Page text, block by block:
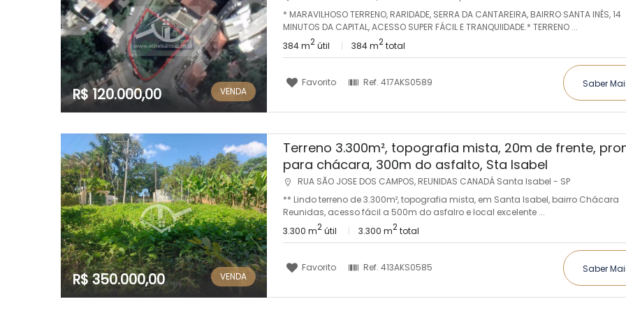
R$ 120.000,00 VENDA
* MARAVILHOSO TERRENO, RARIDADE, SERRA DA CANTAREIRA, BAIRRO SANTA INÊS, 14
MINUTOS DA CAPITAL, ACESSO SUPER FÁCIL E TRANQUIIDADE.* TERRENO ...
384 m2útil 384 m2total
Favorito Ref. 417AKS0589 Saber
R$ 350.000,00 VENDA
Terreno 3.300m², topografia mista, 20m de frente,
para chácara, 300m do asfalto, Sta Isabel
RUA SÃO JOSE DOS CAMPOS, REUNIDAS CANADÁ Santa Isabel - SP
** Lindo terreno de 3.300m², topografia mista, em Santa Isabel, bairro Chácara
Reunidas, acesso fácil a 500m do asfalro e local excelente ...
3.300 m2útil 3.300 m2total
Favorito Ref. 413AKS0585 Saber